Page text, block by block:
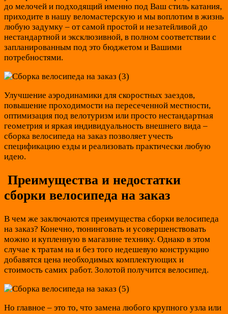
до мелочей и подходящий именно под Ваш стиль катания,
приходите в нашу веломастерскую и мы воплотим в жизнь
любую задумку – от самой простой и незатейливой до
нестандартной и эксклюзивной, в полном соответствии с
запланированным под это бюджетом и Вашими
потребностями.
Улучшение аэродинамики для скоростных заездов,
повышение проходимости на пересеченной местности,
оптимизация под велотуризм или просто нестандартная
геометрия и яркая индивидуальность внешнего вида –
сборка велосипеда на заказ позволяет учесть
спецификацию езды и реализовать практически любую
идею.
Преимущества и недостатки
сборки велосипеда на заказ
В чем же заключаются преимущества сборки велосипеда
на заказ? Конечно, тюнинговать и усовершенствовать
можно и купленную в магазине технику. Однако в этом
случае к тратам на и без того недешевую конструкцию
добавятся цена необходимых комплектующих и
стоимость самих работ. Золотой получится велосипед.
Но главное – это то, что замена любого крупного узла или